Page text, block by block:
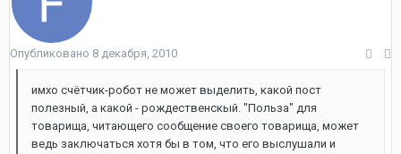
Опубликовано 8 декабря, 2010
имхо счётчик-робот не может выделить, какой пост
полезный, а какой - рождественскый. "Польза" для
товарища, читающего сообщение своего товарища, может
ведь заключаться хотя бы в том, что его выслушали и